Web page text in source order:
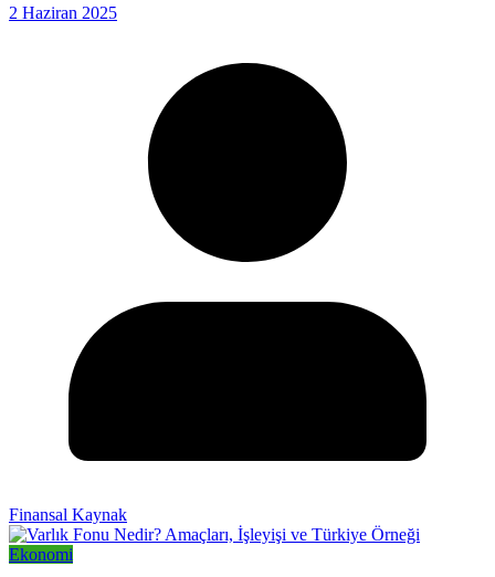
2 Haziran 2025
Finansal Kaynak
Ekonomi